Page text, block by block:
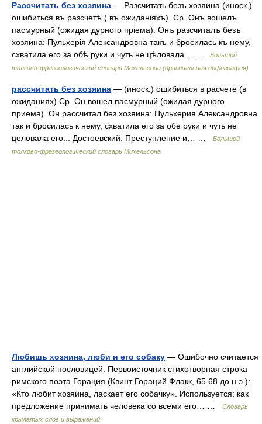
Рассчитать без хозяина — Разсчитать безъ хозяина (иноск.)
ошибиться въ разсчетѣ ( въ ожиданіяхъ). Ср. Онъ вошелъ
пасмурный (ожидая дурного пріема). Онъ разсчиталъ безъ
хозяина: Пульхерія Александровна такъ и бросилась къ нему,
схватила его за обѣ руки и чуть не цѣловала… …
Большой
толково-фразеологический словарь Михельсона (оригинальная орфография)
рассчитать без хозяина — (иноск.) ошибиться в расчете (в
ожиданиях) Ср. Он вошел пасмурный (ожидая дурного
приема). Он рассчитал без хозяина: Пульхерия Александровна
так и бросилась к нему, схватила его за обе руки и чуть не
целовала его... Достоевский. Преступление и… …
Большой
толково-фразеологический словарь Михельсона
Любишь хозяина, люби и его собаку — Ошибочно считается
английской пословицей. Первоисточник стихотворная строка
римского поэта Горация (Квинт Гораций Флакк, 65 68 до н.э.):
«Кто любит хозяина, ласкает его собачку». Используется: как
предложение принимать человека со всеми его… …
Словарь
крылатых слов и выражений